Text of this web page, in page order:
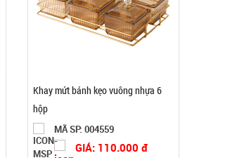
Khay mứt bánh kẹo vuông nhựa 6
hộp
MÃ SP: 004559
GIÁ: 110.000 đ